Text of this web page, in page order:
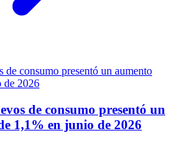
de consumo presentó un
1,1% en junio de 2026